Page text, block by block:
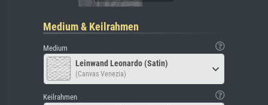
Medium & Keilrahmen
Medium
Leinwand Leonardo (Satin)
(Canvas Venezia)
Keilrahmen